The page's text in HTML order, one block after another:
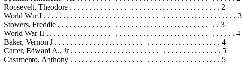
Roosevelt, Theodore . . . . . . . . . . . . . . . . . . . . . . . . . . . . . . . . . . . . . . . 2
World War I . . . . . . . . . . . . . . . . . . . . . . . . . . . . . . . . . . . . . . . . . . . . . . . . . . 3
Stowers, Freddie . . . . . . . . . . . . . . . . . . . . . . . . . . . . . . . . . . . . . . . . . . 3
World War II . . . . . . . . . . . . . . . . . . . . . . . . . . . . . . . . . . . . . . . . . . . . . . . . . 4
Baker, Vernon J . . . . . . . . . . . . . . . . . . . . . . . . . . . . . . . . . . . . . . . . . . . 4
Carter, Edward A., Jr . . . . . . . . . . . . . . . . . . . . . . . . . . . . . . . . . . . . . . . 5
Casamento, Anthony . . . . . . . . . . . . . . . . . . . . . . . . . . . . . . . . . . . . . . . 5